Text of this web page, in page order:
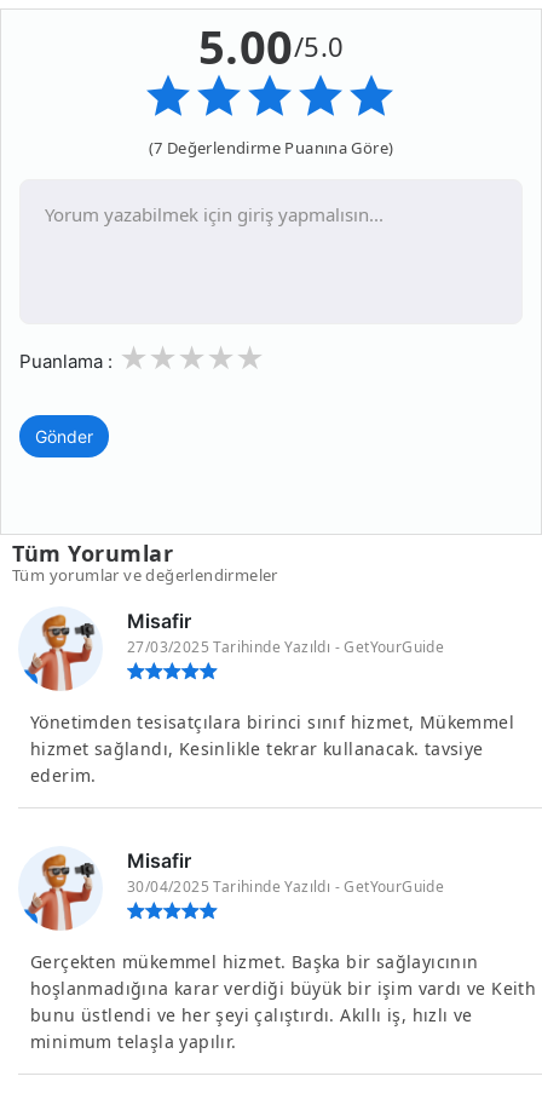
5.00/5.0
(7 Değerlendirme Puanına Göre)
Puanlama : 3
2
1
Gönder
Tüm Yorumlar
Tüm yorumlar ve değerlendirmeler
Misafir
27/03/2025 Tarihinde Yazıldı - GetYourGuide
Yönetimden tesisatçılara birinci sınıf hizmet, Mükemmel
hizmet sağlandı, Kesinlikle tekrar kullanacak. tavsiye
ederim.
Misafir
30/04/2025 Tarihinde Yazıldı - GetYourGuide
Gerçekten mükemmel hizmet. Başka bir sağlayıcının
hoşlanmadığına karar verdiği büyük bir işim vardı ve Keith
bunu üstlendi ve her şeyi çalıştırdı. Akıllı iş, hızlı ve
minimum telaşla yapılır.